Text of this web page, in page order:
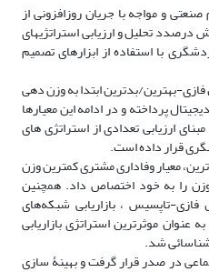
و مواجه با جریان روزافزونی از
درصدد تحلیل و ارزیابی استراتژیهای
با استفاده از ابزارهای تصمیم
بهترین/بدترین ابتدا به وزن دهی
پرداخته و در ادامه این معیارها
ارزیابی تعدادی از استراتژی های
قرار داده است.
معیار وفاداری مشتری کمترین وزن
را به خود اختصاص داد. همچنین
تاپسیس ، بازاریابی شبکه‌های
عنوان موثرترین استراتژی بازاریابی
شد.
در صدر قرار گرفت و بهینۀ سازی